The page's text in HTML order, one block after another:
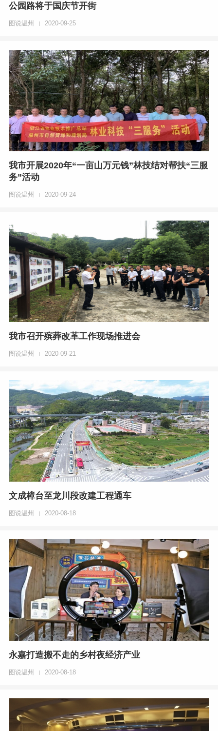
公园路将于国庆节开街
图说温州 2020-09-25
我市开展2020年“一亩山万元钱”林技结对帮扶“三服
务”活动
图说温州 2020-09-24
我市召开殡葬改革工作现场推进会
图说温州 2020-09-21
文成樟台至龙川段改建工程通车
图说温州 2020-08-18
永嘉打造搬不走的乡村夜经济产业
图说温州 2020-08-18